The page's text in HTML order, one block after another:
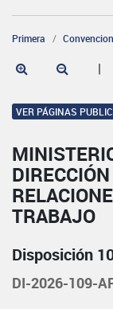
Primera
|
VER PÁGINAS
TRABAJO
Disposición
DI-2026-109-